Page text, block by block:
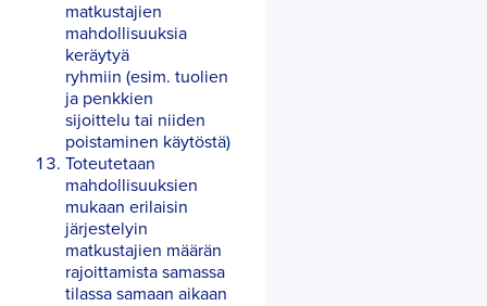
matkustajien
mahdollisuuksia
keräytyä
ryhmiin (esim. tuolien
ja penkkien
sijoittelu tai niiden
poistaminen käytöstä)
Toteutetaan
mahdollisuuksien
mukaan erilaisin
järjestelyin
matkustajien määrän
rajoittamista samassa
tilassa samaan aikaan